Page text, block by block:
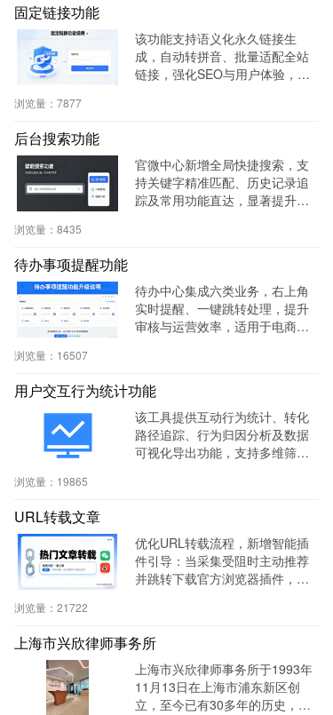
固定链接功能
该功能支持语义化永久链接生
成，自动转拼音、批量适配全站
链接，强化SEO与用户体验，兼
浏览量： 7877
后台搜索功能
官微中心新增全局快捷搜索，支
持关键字精准匹配、历史记录追
踪及常用功能直达，显著提升后
浏览量： 8435
待办事项提醒功能
待办中心集成六类业务，右上角
实时提醒、一键跳转处理，提升
审核与运营效率，适用于电商、
浏览量： 16507
用户交互行为统计功能
该工具提供互动行为统计、转化
路径追踪、行为归因分析及数据
可视化导出功能，支持多维筛选
浏览量： 19865
URL转载文章
优化URL转载流程，新增智能插
件引导：当采集受阻时主动推荐
并跳转下载官方浏览器插件，有
浏览量： 21722
上海市兴欣律师事务所
上海市兴欣律师事务所于1993年
11月13日在上海市浦东新区创
立，至今已有30多年的历史，致